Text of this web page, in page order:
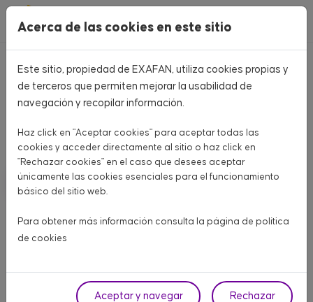
Pasar al contenido principal
Home CATÁLOGO PRODUCTOS
CATÁLOGO PRODUCTOS
Aquí encontrarás todo lo que necesitas para tu granja
AVÍCOLA PUESTA
OTROS ANIMALES
Acerca de las cookies en este sitio
Este sitio, propiedad de EXAFAN, utiliza cookies propias y
de terceros que permiten mejorar la usabilidad de
navegación y recopilar información.
Haz click en "Aceptar cookies" para aceptar todas las
cookies y acceder directamente al sitio o haz click en
"Rechazar cookies" en el caso que desees aceptar
únicamente las cookies esenciales para el funcionamiento
básico del sitio web.
Para obtener más información consulta la página de política
de cookies
Aceptar y navegar Rechazar